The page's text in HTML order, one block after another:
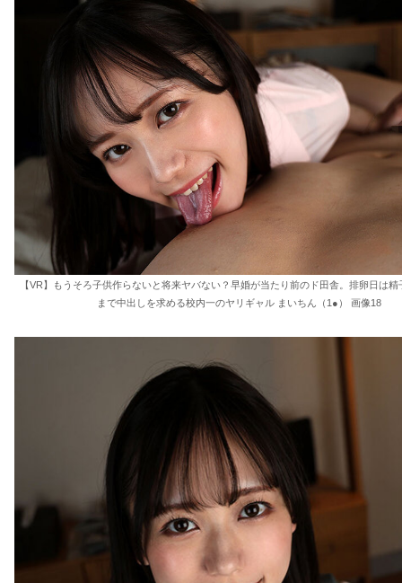
【VR】もうそろ子供作らないと将来ヤバない？早婚が当たり前のド田舎。排卵日は精
まで中出しを求める校内一のヤリギャル まいちん（1●） 画像18